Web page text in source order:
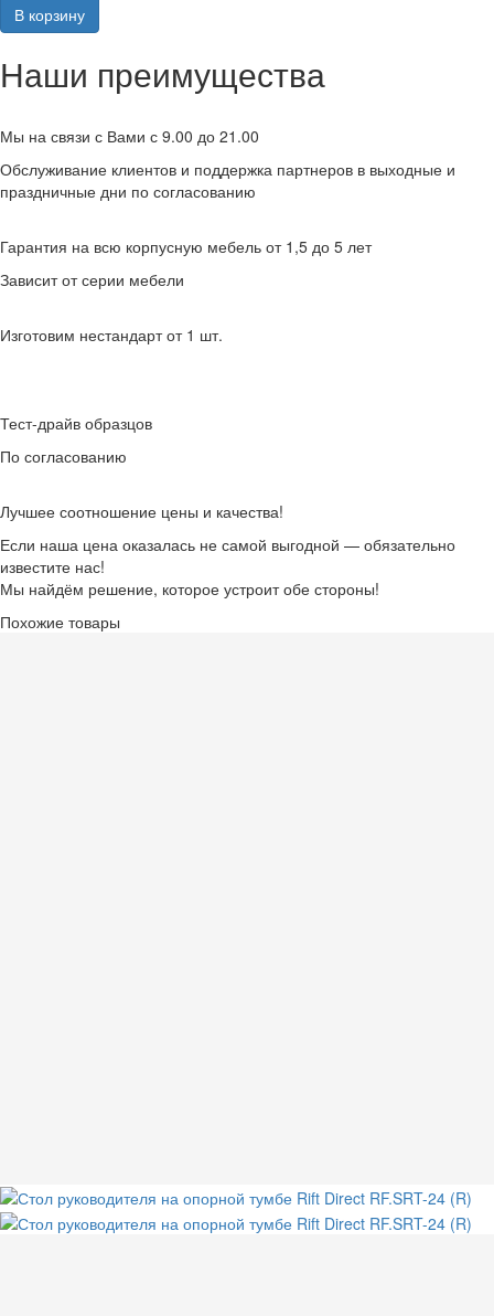
В корзину
Наши преимущества
Мы на связи с Вами с 9.00 до 21.00
Обслуживание клиентов и поддержка партнеров в выходные и
праздничные дни по согласованию
Гарантия на всю корпусную мебель от 1,5 до 5 лет
Зависит от серии мебели
Изготовим нестандарт от 1 шт.
Тест-драйв образцов
По согласованию
Лучшее соотношение цены и качества!
Если наша цена оказалась не самой выгодной — обязательно
известите нас!
Мы найдём решение, которое устроит обе стороны!
Похожие товары